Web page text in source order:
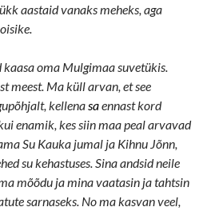
aastaid vanaks meheks, aga
kaasa oma Mulgimaa suvetükis.
meest. Ma küll arvan, et see
kellena saennast kord
enamik, kes siin maa peal arvavad
Su Kauka jumal ja Kihnu Jõnn,
su kehastuses. Sina andsid neile
mõõdu ja mina vaatasin ja tahtsin
sarnaseks. No ma kasvan veel,